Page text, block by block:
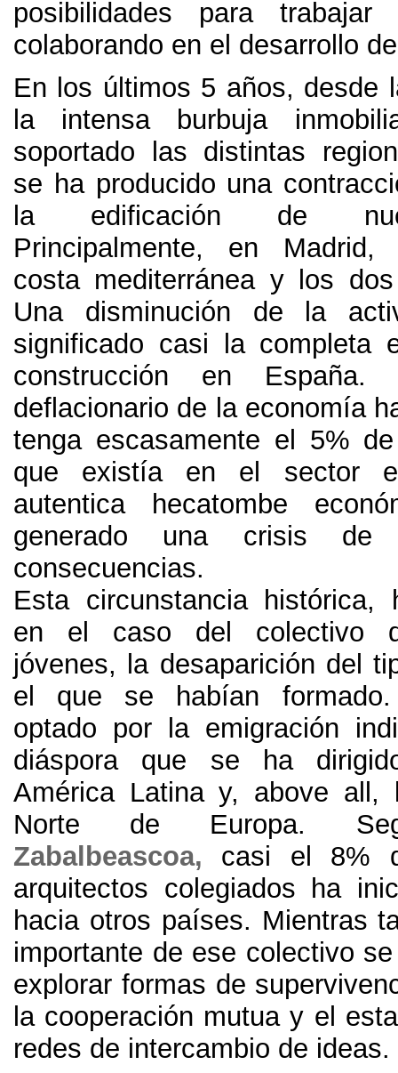
posibilidades para
colaborando en el desarrollo
En los últimos 5 años, desde
la intensa burbuja
soportado las distintas
se ha producido una
la edificación de
Principalmente, en Madrid,
costa mediterránea y los
Una disminución de la
significado casi la completa
construcción en España.
deflacionario de la economía
tenga escasamente el
5%
que existía en el sector
autentica hecatombe
generado una crisis de
consecuencias.
Esta circunstancia histórica,
en el caso del colectivo
jóvenes,
la desaparición del
el que se habían formado
optado por la emigración
diáspora que se ha
América Latina y, above all,
Norte de Europa.
Zabalbeascoa,
casi el 8%
arquitectos colegiados ha
hacia otros países. Mientras
importante de ese colectivo
explorar formas de
la cooperación mutua y el
redes de intercambio de ideas.